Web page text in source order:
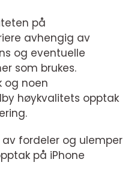
på
avhengig av
og eventuelle
som brukes.
og noen
høykvalitets opptak
fordeler og ulemper
på iPhone